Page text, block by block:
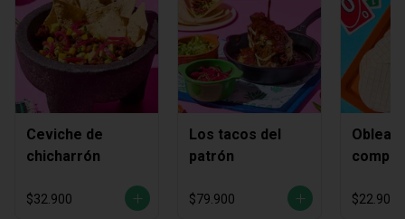
Ceviche de
chicharrón
$32.900
Los tacos del
patrón
$79.900
Obleas
$22.900